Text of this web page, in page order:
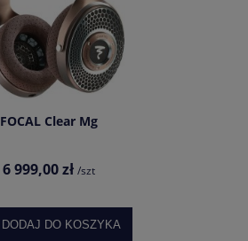
FOCAL Clear Mg
6 999,00 zł /szt
DODAJ DO KOSZYKA